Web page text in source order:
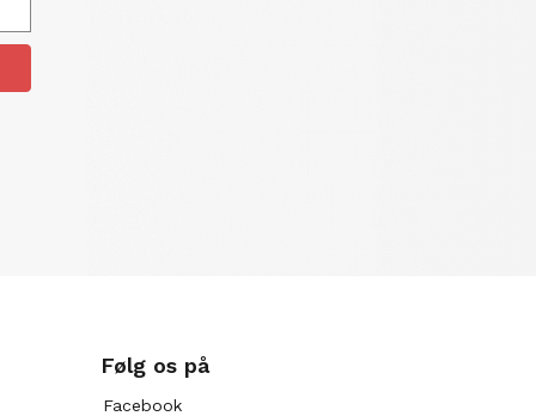
Følg os på
Facebook